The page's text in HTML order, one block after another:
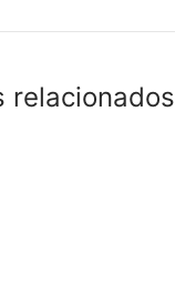
relacionados